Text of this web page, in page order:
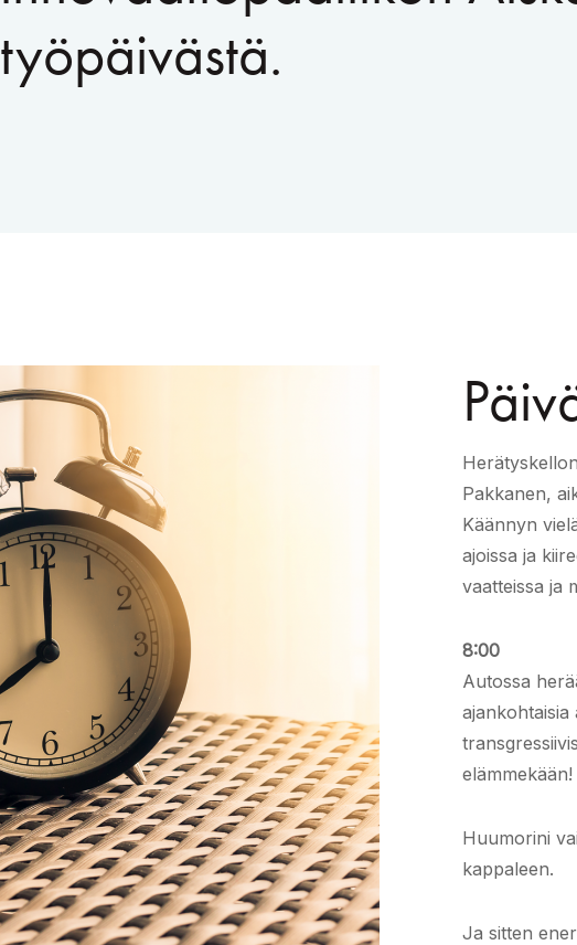
työpäivästä.
Pakkanen,
Käännyn
ajoissa ja
vaatteissa ja
8:00
Autossa
ajankohtaisia
elämmekään!
Huumorini
kappaleen.
Ja sitten